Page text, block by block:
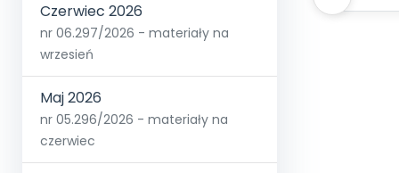
Czerwiec 2026
nr 06.297/2026 - materiały na
wrzesień
Maj 2026
nr 05.296/2026 - materiały na
czerwiec